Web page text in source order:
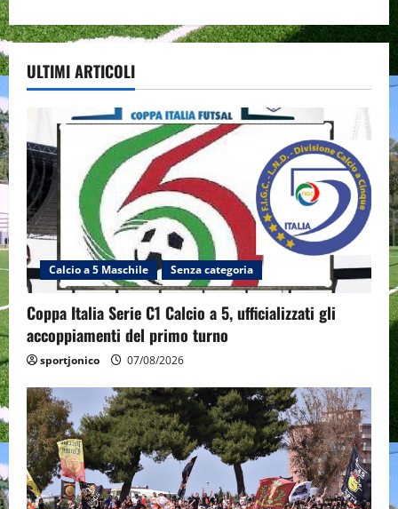
ULTIMI ARTICOLI
Calcio a 5 Maschile Senza categoria
Coppa Italia Serie C1 Calcio a 5, ufficializzati gli
accoppiamenti del primo turno
sportjonico 07/08/2026